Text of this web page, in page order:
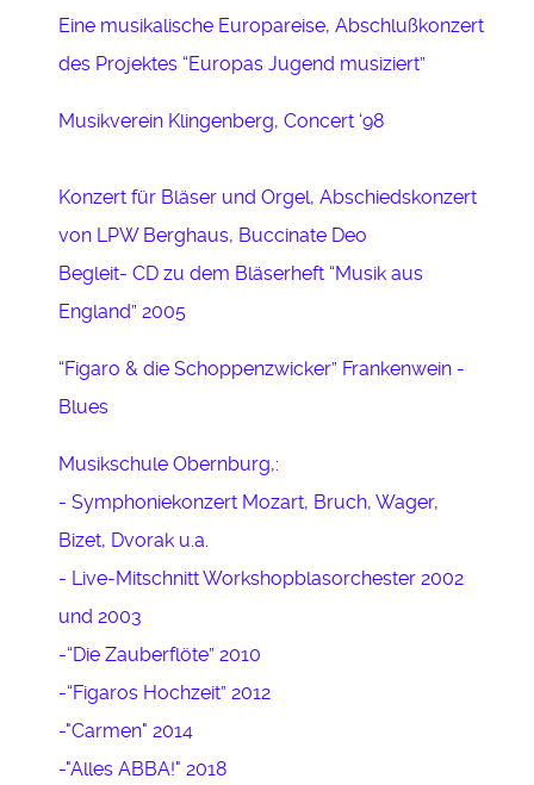
Eine musikalische Europareise, Abschlußkonzert
des Projektes “Europas Jugend musiziert”
Musikverein Klingenberg, Concert ‘98
Konzert für Bläser und Orgel, Abschiedskonzert
von LPW Berghaus, Buccinate Deo
Begleit- CD zu dem Bläserheft “Musik aus
England” 2005
“Figaro & die Schoppenzwicker” Frankenwein -
Blues
Musikschule Obernburg,:
- Symphoniekonzert Mozart, Bruch, Wager,
Bizet, Dvorak u.a.
- Live-Mitschnitt Workshopblasorchester 2002
und 2003
-“Die Zauberflöte” 2010
-“Figaros Hochzeit” 2012
-"Carmen" 2014
-"Alles ABBA!" 2018